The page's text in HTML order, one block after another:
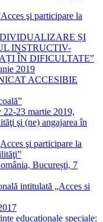
şi participare la
ȘI
INSTRUCTIV-
ÎN DIFICULTATE”
2019
ACCESIBIE
23 martie 2019,
şi (ne) angajarea în
şi participare la
București, 7
intitulată „Acces si
educaționale speciale: